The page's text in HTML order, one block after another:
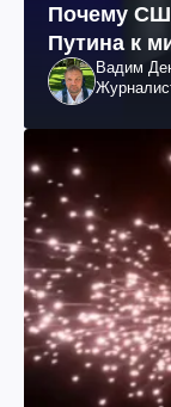
Почему
Путина к
Вадим